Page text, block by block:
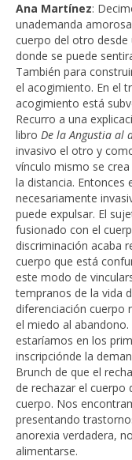
Ana Martínez:
unademanda
cuerpo del otro desde
donde se puede
También para
el acogimiento. En el
acogimiento está
Recurro a una
libro De la Angustia al
invasivo el otro y
vínculo mismo se
la distancia. Entonces
necesariamente
puede expulsar. El
fusionado con el
discriminación acaba
cuerpo que está
este modo de
tempranos de la vida
diferenciación cuerpo
el miedo al
estaríamos en los
inscripciónde la
Brunch de que el
de rechazar el cuerpo
cuerpo. Nos
presentando
anorexia verdadera,
alimentarse.